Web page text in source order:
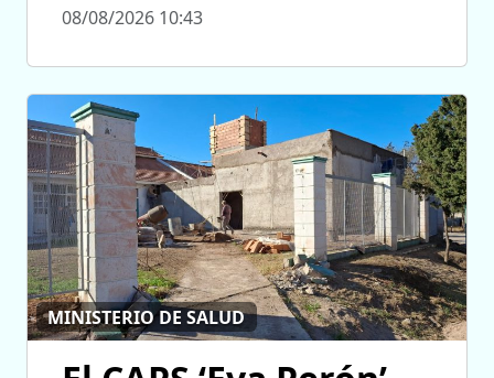
08/08/2026 10:43
MINISTERIO DE SALUD